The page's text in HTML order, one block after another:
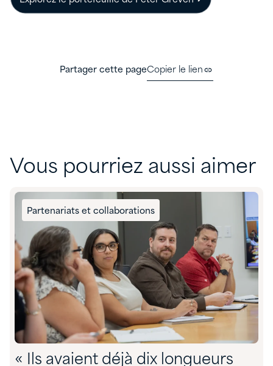
Partager cette pageCopier le lien
Vous pourriez aussi aimer
Partenariats et collaborations
« Ils avaient déjà dix longueurs